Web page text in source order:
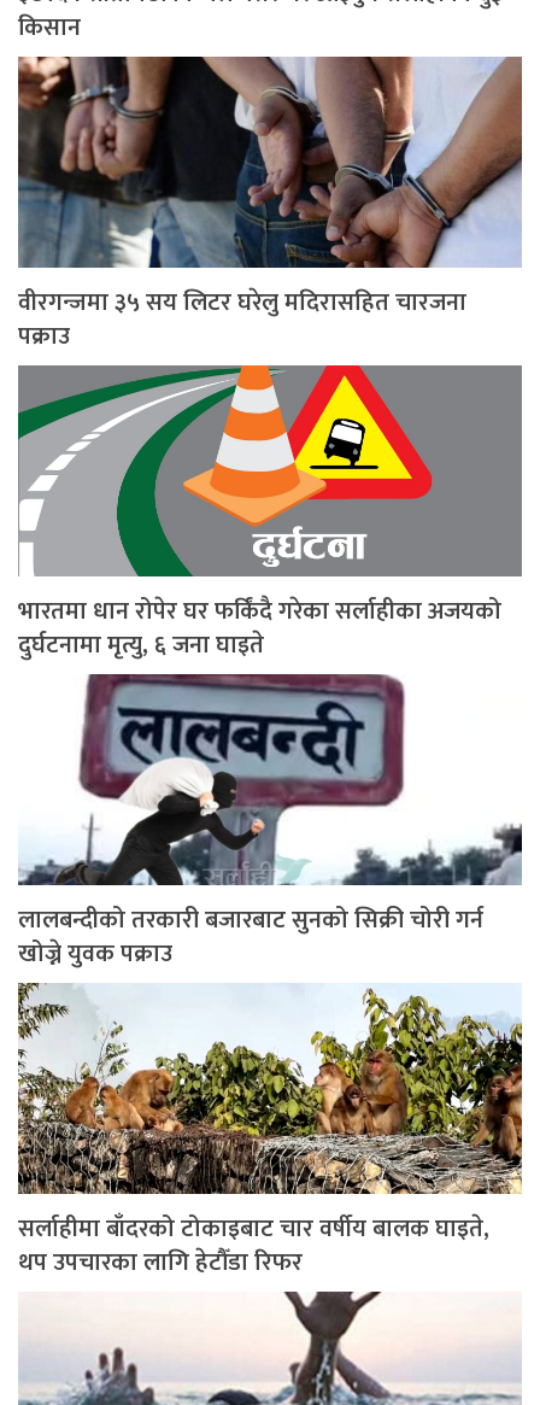
किसान
वीरगन्जमा ३५ सय लिटर घरेलु मदिरासहित चारजना
पक्राउ
भारतमा धान रोपेर घर फर्किंदै गरेका सर्लाहीका अजयको
दुर्घटनामा मृत्यु, ६ जना घाइते
लालबन्दीको तरकारी बजारबाट सुनको सिक्री चोरी गर्न
खोज्ने युवक पक्राउ
सर्लाहीमा बाँदरको टोकाइबाट चार वर्षीय बालक घाइते,
थप उपचारका लागि हेटौँडा रिफर